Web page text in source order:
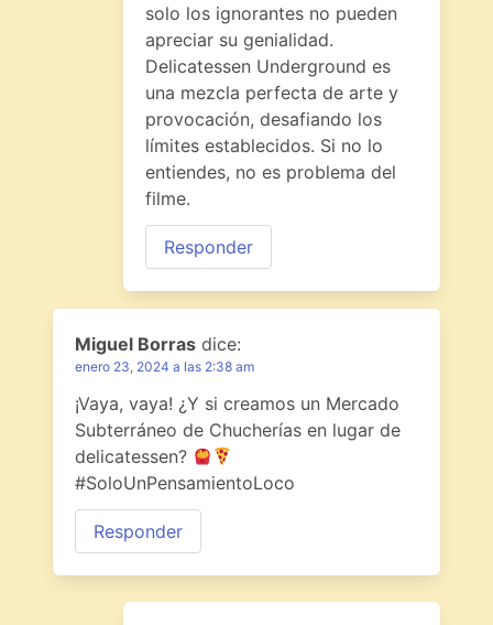
solo los ignorantes no pueden
apreciar su genialidad.
Delicatessen Underground es
una mezcla perfecta de arte y
provocación, desafiando los
límites establecidos. Si no lo
entiendes, no es problema del
filme.
Responder
Miguel Borras dice:
enero 23, 2024 a las 2:38 am
¡Vaya, vaya! ¿Y si creamos un Mercado
Subterráneo de Chucherías en lugar de
delicatessen?
#SoloUnPensamientoLoco
Responder